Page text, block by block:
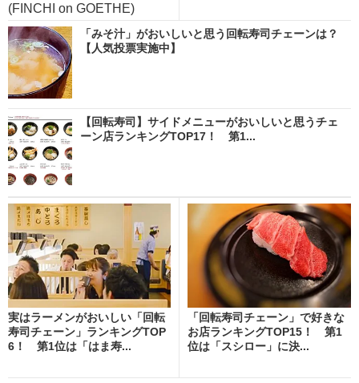
(FINCHI on GOETHE)
「みそ汁」がおいしいと思う回転寿司チェーンは？
【人気投票実施中】
【回転寿司】サイドメニューがおいしいと思うチェ
ーン店ランキングTOP17！ 第1...
実はラーメンがおいしい「回転
寿司チェーン」ランキングTOP
6！ 第1位は「はま寿...
「回転寿司チェーン」で好きな
お店ランキングTOP15！ 第1
位は「スシロー」に決...